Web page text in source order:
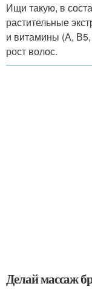
Ищи такую, в
растительные
и витамины (А,
рост волос.
Делай массаж